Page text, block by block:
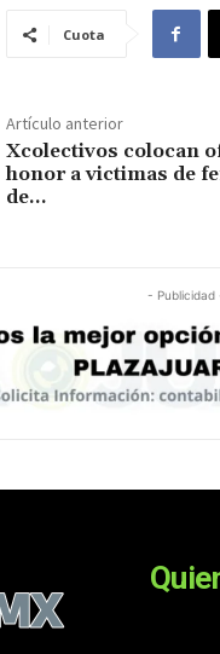
Cuota
Artículo anterior
Xcolectivos colocan
honor a victimas de
de…
- Publicidad